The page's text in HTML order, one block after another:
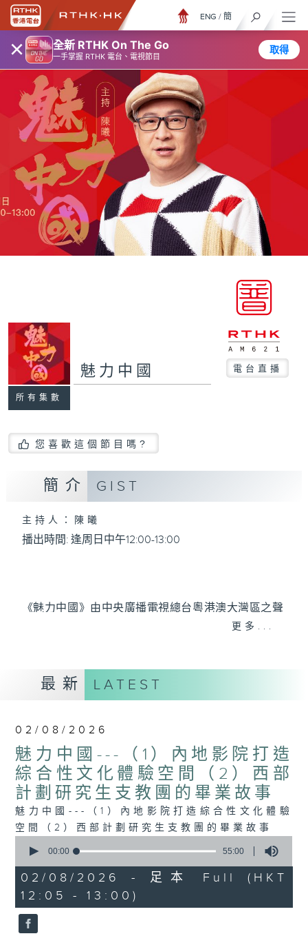
× 全新 RTHK On The Go
一手掌握 RTHK 電台、電視節目
取得
ENG / 簡
所有集數
魅力中國 電台直播
您喜歡這個節目嗎?
簡介 GIST
主持人：陳曦
播出時間: 逢周日中午12:00-13:00
《魅力中國》由中央廣播電視總台粵港澳大灣區之聲
與香港電台普通話台聯合製作播出的綜合文化雜誌式
這裡既有歷經滄桑的悠久中華文化，也能感受當下的
《魅力中國》每集我們的主持人都會去到中國内地不
同地區，用聲音記錄下各自的腳步，讓你身臨其境，
同步感受！
更多...
最新 LATEST
02/08/2026
魅力中國---（1）內地影院打造
綜合性文化體驗空間（2）西部
計劃研究生支教團的畢業故事
魅力中國---（1）內地影院打造綜合性文化體驗
空間（2）西部計劃研究生支教團的畢業故事
seconds
55
minutes,
0
seconds
00:00 55:00
02/08/2026 - 足本 Full (HKT
12:05 - 13:00)